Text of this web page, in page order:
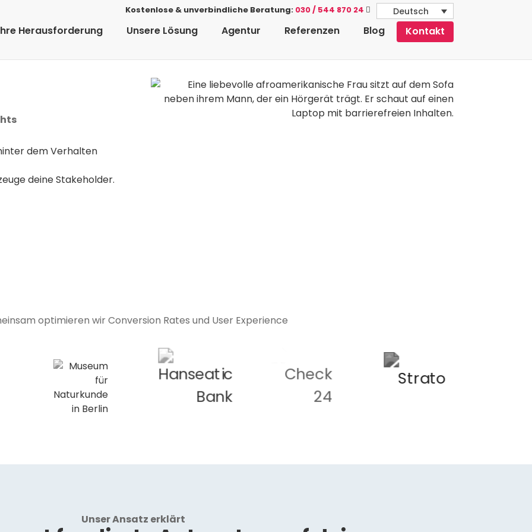
Deutsch
Kostenlose & unverbindliche Beratung: 030 / 544 870 24
Herausforderung Unsere Lösung Agentur Referenzen Blog Kontakt
dem Verhalten
deine Stakeholder.
optimieren wir Conversion Rates und User Experience
Unser Ansatz erklärt